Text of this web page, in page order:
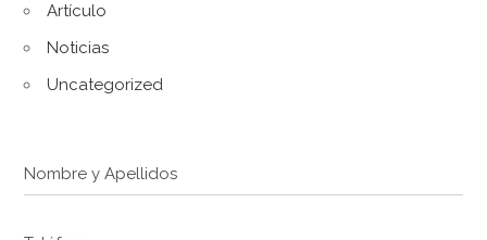
Artículo
Noticias
Uncategorized